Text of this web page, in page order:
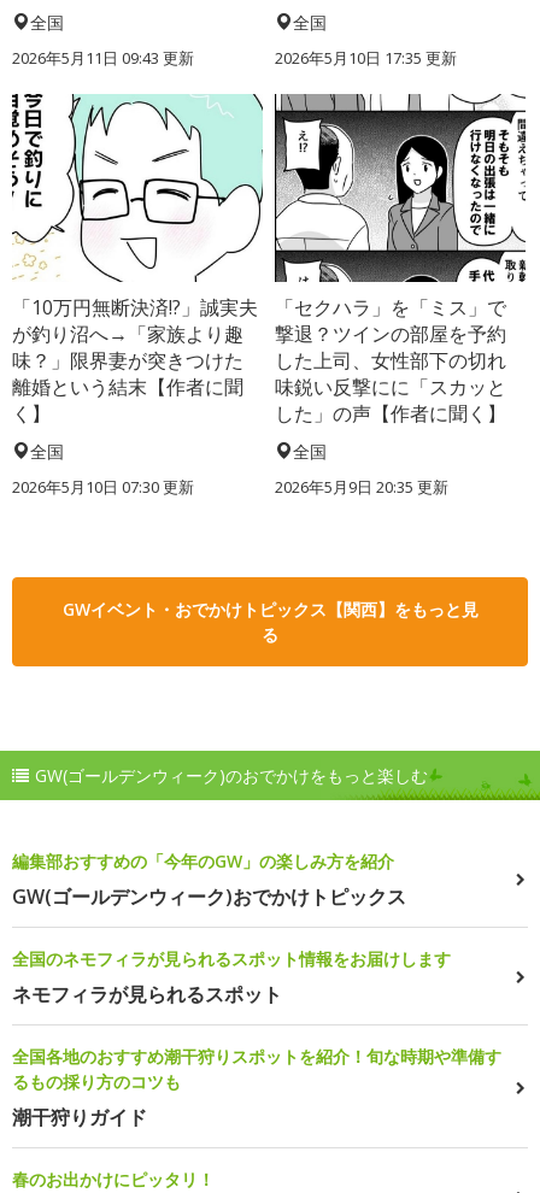
全国
2026年5月11日 09:43 更新
全国
2026年5月10日 17:35 更新
「10万円無断決済!?」誠実夫
が釣り沼へ→「家族より趣
味？」限界妻が突きつけた
離婚という結末【作者に聞
く】
全国
2026年5月10日 07:30 更新
「セクハラ」を「ミス」で
撃退？ツインの部屋を予約
した上司、女性部下の切れ
味鋭い反撃にに「スカッと
した」の声【作者に聞く】
全国
2026年5月9日 20:35 更新
GWイベント・おでかけトピックス【関西】をもっと見
る
GW(ゴールデンウィーク)のおでかけをもっと楽しむ
編集部おすすめの「今年のGW」の楽しみ方を紹介
GW(ゴールデンウィーク)おでかけトピックス
全国のネモフィラが見られるスポット情報をお届けします
ネモフィラが見られるスポット
全国各地のおすすめ潮干狩りスポットを紹介！旬な時期や準備す
るもの採り方のコツも
潮干狩りガイド
春のお出かけにピッタリ！